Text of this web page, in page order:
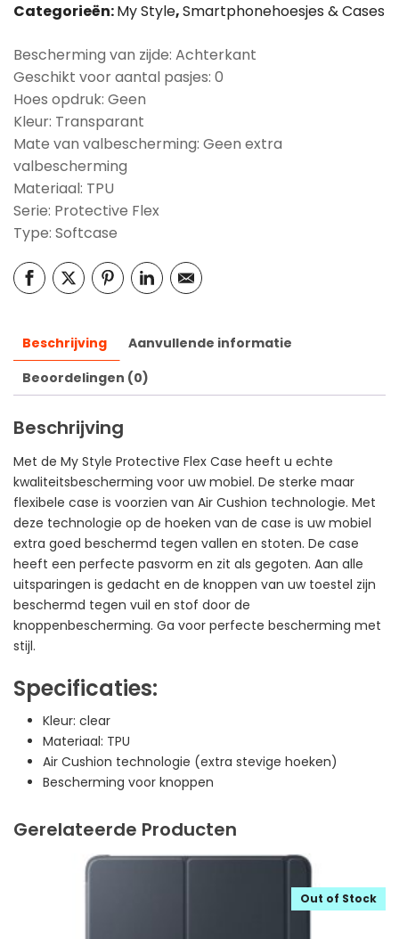
Categorieën:My Style,Smartphonehoesjes & Cases
Bescherming van zijde: Achterkant
Geschikt voor aantal pasjes: 0
Hoes opdruk: Geen
Kleur: Transparant
Mate van valbescherming: Geen extra
valbescherming
Materiaal: TPU
Serie: Protective Flex
Type: Softcase
Beschrijving
Aanvullende informatie
Beoordelingen (0)
Beschrijving
Met de My Style Protective Flex Case heeft u echte
kwaliteitsbescherming voor uw mobiel. De sterke maar
flexibele case is voorzien van Air Cushion technologie. Met
deze technologie op de hoeken van de case is uw mobiel
extra goed beschermd tegen vallen en stoten. De case
heeft een perfecte pasvorm en zit als gegoten. Aan alle
uitsparingen is gedacht en de knoppen van uw toestel zijn
beschermd tegen vuil en stof door de
knoppenbescherming. Ga voor perfecte bescherming met
stijl.
Specificaties:
Kleur: clear
Materiaal: TPU
Air Cushion technologie (extra stevige hoeken)
Bescherming voor knoppen
Gerelateerde Producten
Out of Stock